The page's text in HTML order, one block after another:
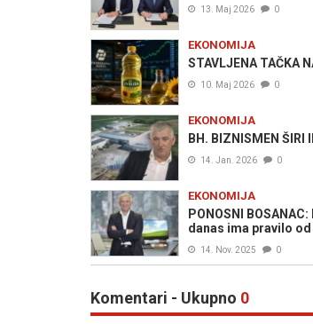
13. Maj 2026 0
EKONOMIJA
STAVLJENA TAČKA
10. Maj 2026 0
EKONOMIJA
BH. BIZNISMEN
14. Jan. 2026 0
EKONOMIJA
PONOSNI
danas ima pravilo
14. Nov. 2025 0
Komentari - Ukupno 0